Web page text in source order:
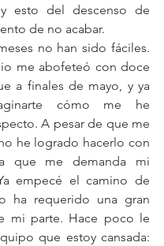
esto del descenso de
de no acabar.
no han sido fáciles.
me abofeteó con doce
a finales de mayo, y ya
cómo me he
A pesar de que me
he logrado hacerlo con
que me demanda mi
empecé el camino de
ha requerido una gran
mi parte. Hace poco le
que estoy cansada: